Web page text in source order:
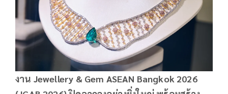
งาน Jewellery & Gem ASEAN Bangkok 2026